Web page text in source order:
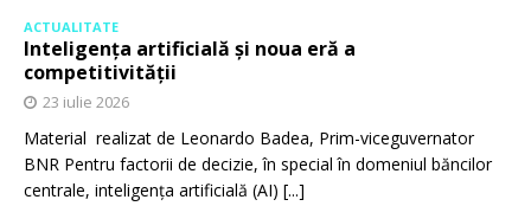
ACTUALITATE
Inteligența artificială și noua eră a
competitivității
23 iulie 2026
Material realizat de Leonardo Badea, Prim-viceguvernator
BNR Pentru factorii de decizie, în special în domeniul băncilor
centrale, inteligența artificială (AI) [...]